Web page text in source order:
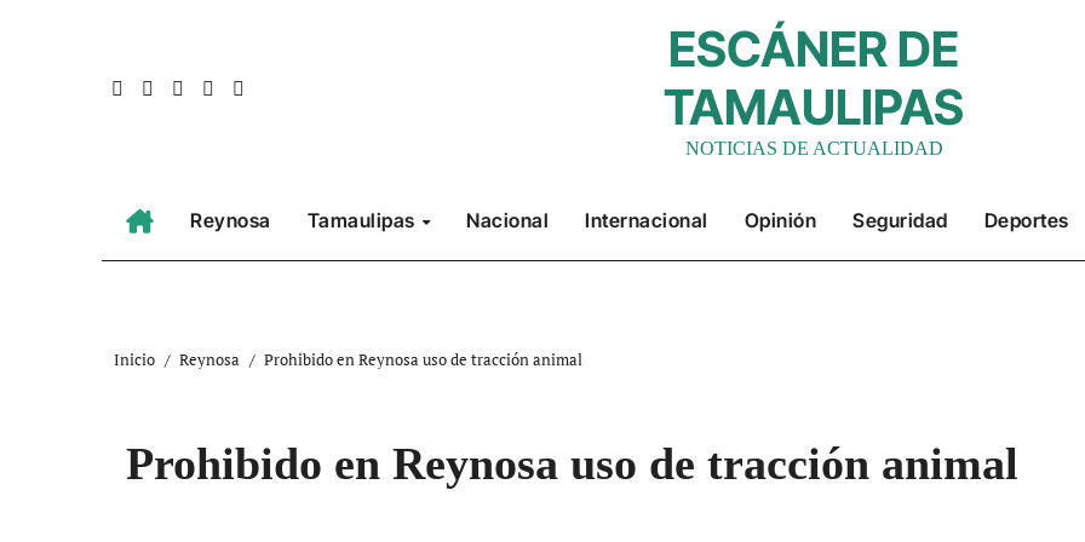
ESCÁNER DE
TAMAULIPAS
NOTICIAS DE ACTUALIDAD
Reynosa Tamaulipas Nacional Internacional Opinión Seguridad Deportes
Inicio Reynosa Prohibido en Reynosa uso de tracción animal
Prohibido en Reynosa uso de tracción animal